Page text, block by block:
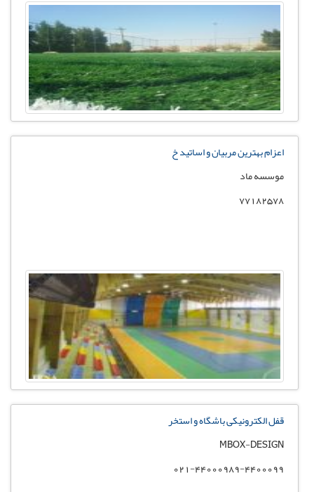
اعزام بهترین مربیان و اساتید خ
موسسه ماد
77182578
قفل الکترونیکی باشگاه و استخر
MBOX-DESIGN
021-44000989-4400099